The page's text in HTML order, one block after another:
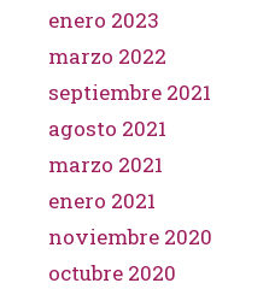
enero 2023
marzo 2022
septiembre 2021
agosto 2021
marzo 2021
enero 2021
noviembre 2020
octubre 2020